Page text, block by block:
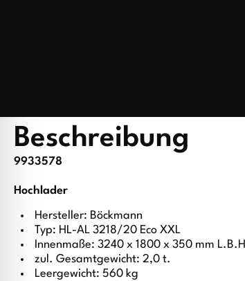
Beschreibung
9933578
Hochlader
Hersteller: Böckmann
Typ: HL-AL 3218/20 Eco XXL
Innenmaße: 3240 x 1800 x 350 mm L.B.H
zul. Gesamtgewicht: 2,0 t.
Leergewicht: 560 kg